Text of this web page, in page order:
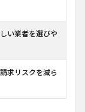
い業者を選びや
求リスクを減ら